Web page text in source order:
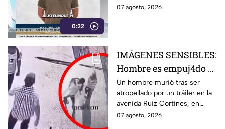
0:22
Enrique ‘N’. Conoce los
07 agosto, 2026
IMÁGENES SENSIBLES:
Hombre es empuj4do y
termina brut4lmente
ATROP3LLADO por un
tráiler; así ocurrió la
trag3dia
Un hombre murió tras ser
atropellado por un tráiler en la
avenida Ruiz Cortines, en
Monterrey. Un video muestra
07 agosto, 2026